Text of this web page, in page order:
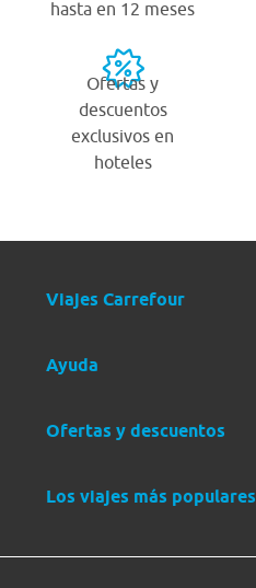
hasta en 12 meses
Ofertas y
descuentos
exclusivos en
hoteles
Viajes Carrefour
Ayuda
Ofertas y descuentos
Los viajes más populares